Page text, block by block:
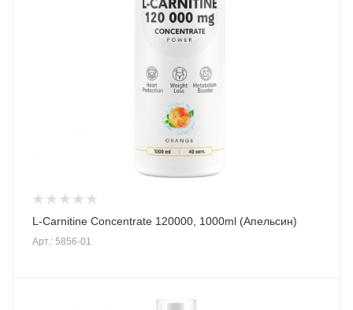
L-Carnitine Concentrate 120000, 1000ml (Апельсин)
Арт.: 5856-01